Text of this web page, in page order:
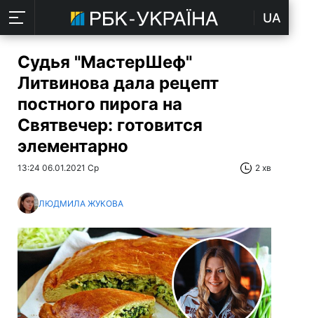
UA
Судья "МастерШеф"
Литвинова дала рецепт
постного пирога на
Святвечер: готовится
элементарно
13:24 06.01.2021 Ср 2 хв
ЛЮДМИЛА ЖУКОВА